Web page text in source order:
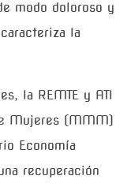
modo doloroso y
la
la REMTE y ATI
Mujeres (MMM)
Economía
recuperación